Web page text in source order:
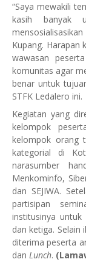
“Saya mewakili
kasih banyak
Kupang. Harapan
wawasan
komunitas agar
benar untuk
STFK Ledalero ini.
Kegiatan yang
kelompok
kelompok orang
kategorial di
narasumber
Menkominfo,
dan SEJIWA.
partisipan
institusinya
dan ketiga. Selain
diterima peserta
dan Lunch.